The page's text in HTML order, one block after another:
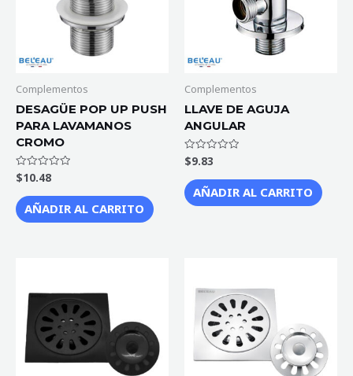
Complementos
DESAGÜE POP UP PUSH
PARA LAVAMANOS
CROMO
Valorado
con
de
5
$10.48
AÑADIR AL CARRITO
Complementos
LLAVE DE AGUJA
ANGULAR
Valorado
con
de
5
$9.83
AÑADIR AL CARRITO